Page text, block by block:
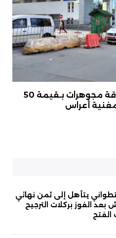
اعتقال خادمة بتهمة سرقة مجوهرات بـقيمة 50
أعراس
يتأهل إلى ثمن نهائي
الفوز بركلات الترجيح